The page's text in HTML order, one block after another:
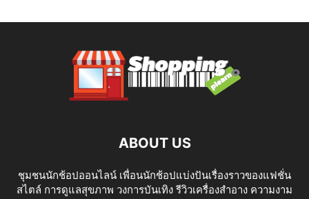
ABOUT US
ชุมชนนักช้อปออนไลน์ เพื่อนนักช้อปแบ่งปันเรื่องราวของแฟชั่น
สไตล์ การดูแลสุขภาพ วงการบันเทิง รีวิวเครื่องสำอาง ความงาม